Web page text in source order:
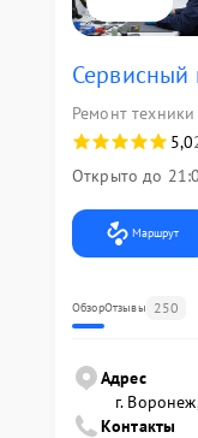
Сервисный
Ремонт техники
5,0
Открыто до
Маршрут
ОбзорОтзывы 250
Адрес
г.
Контакты